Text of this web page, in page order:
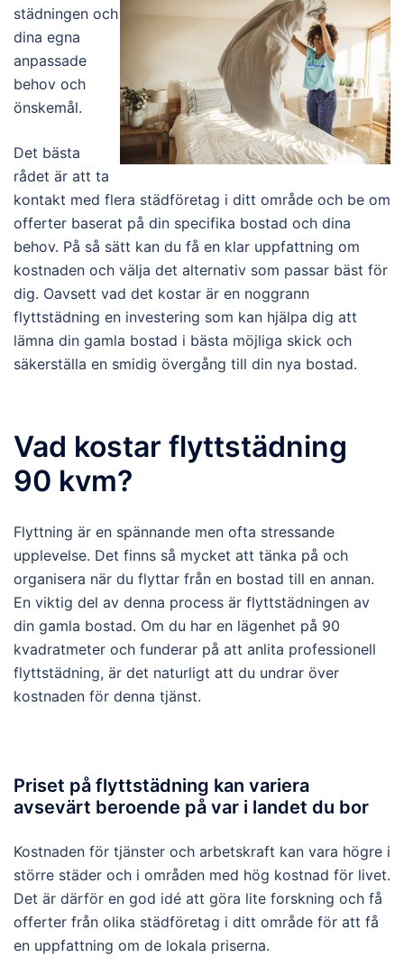
städningen och
dina egna
anpassade
behov och
önskemål.
Det bästa
rådet är att ta
kontakt med flera städföretag i ditt område och be om
offerter baserat på din specifika bostad och dina
behov. På så sätt kan du få en klar uppfattning om
kostnaden och välja det alternativ som passar bäst för
dig. Oavsett vad det kostar är en noggrann
flyttstädning en investering som kan hjälpa dig att
lämna din gamla bostad i bästa möjliga skick och
säkerställa en smidig övergång till din nya bostad.
Vad kostar flyttstädning
90 kvm?
Flyttning är en spännande men ofta stressande
upplevelse. Det finns så mycket att tänka på och
organisera när du flyttar från en bostad till en annan.
En viktig del av denna process är flyttstädningen av
din gamla bostad. Om du har en lägenhet på 90
kvadratmeter och funderar på att anlita professionell
flyttstädning, är det naturligt att du undrar över
kostnaden för denna tjänst.
Priset på flyttstädning kan variera
avsevärt beroende på var i landet du bor
Kostnaden för tjänster och arbetskraft kan vara högre i
större städer och i områden med hög kostnad för livet.
Det är därför en god idé att göra lite forskning och få
offerter från olika städföretag i ditt område för att få
en uppfattning om de lokala priserna.